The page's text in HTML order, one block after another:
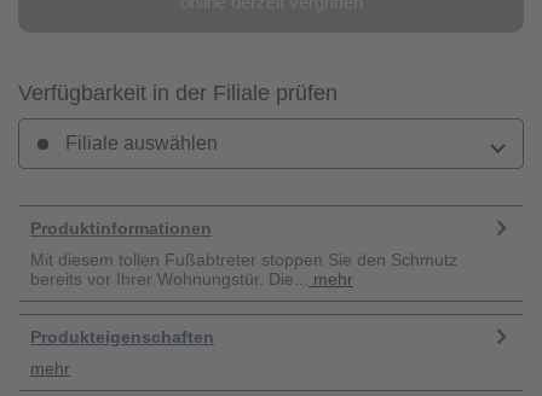
Verfügbarkeit in der Filiale prüfen
Filiale auswählen
Produktinformationen
Mit diesem tollen Fußabtreter stoppen Sie den Schmutz
bereits vor Ihrer Wohnungstür. Die...
mehr
Produkteigenschaften
mehr